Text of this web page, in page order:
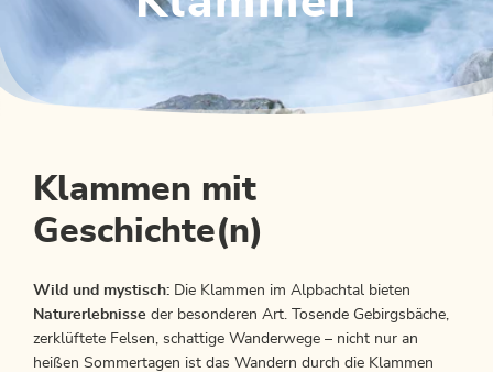
Klammen mit
Geschichte(n)
Wild und mystisch: Die Klammen im Alpbachtal bieten
Naturerlebnisse der besonderen Art. Tosende Gebirgsbäche,
zerklüftete Felsen, schattige Wanderwege – nicht nur an
heißen Sommertagen ist das Wandern durch die Klammen